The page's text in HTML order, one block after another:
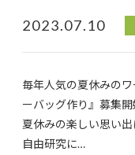
2023.07.10
毎年人気の夏休みの
ーバッグ作り』募集開
夏休みの楽しい思い
自由研究に…